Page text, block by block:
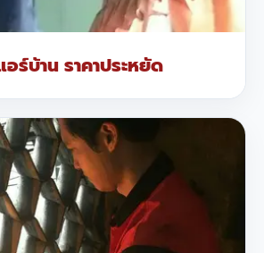
อร์บ้าน ราคาประหยัด